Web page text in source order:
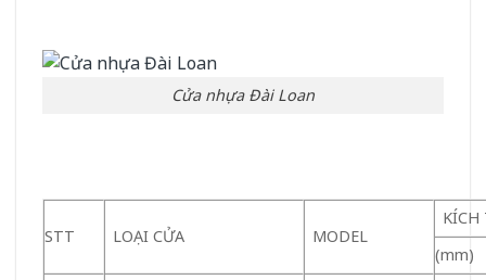
Cửa nhựa Đài Loan
STT LOẠI CỬA MODEL
KÍCH
(mm)